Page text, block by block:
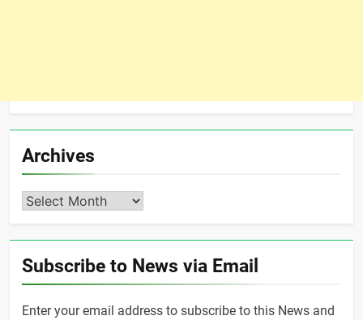
Archives
Archives
Subscribe to News via Email
Enter your email address to subscribe to this News and